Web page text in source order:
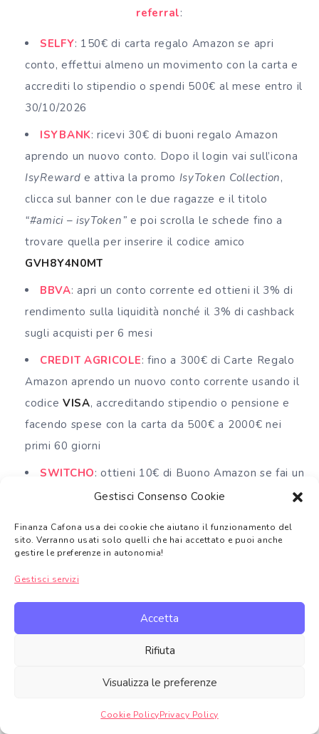
Gestisci Consenso Cookie
Finanza Cafona usa dei cookie che aiutano il funzionamento del
sito. Verranno usati solo quelli che hai accettato e puoi anche
gestire le preferenze in autonomia!
Gestisci servizi
Accetta
Rifiuta
Visualizza le preferenze
Cookie PolicyPrivacy Policy
referral:
SELFY: 150€ di carta regalo Amazon se apri
conto, effettui almeno un movimento con la carta e
accrediti lo stipendio o spendi 500€ al mese entro il
30/10/2026
ISYBANK: ricevi 30€ di buoni regalo Amazon
aprendo un nuovo conto. Dopo il login vai sull’icona
IsyReward e attiva la promo IsyToken Collection,
clicca sul banner con le due ragazze e il titolo
“#amici – isyToken” e poi scrolla le schede fino a
trovare quella per inserire il codice amico
GVH8Y4N0MT
BBVA: apri un conto corrente ed ottieni il 3% di
rendimento sulla liquidità nonché il 3% di cashback
sugli acquisti per 6 mesi
CREDIT AGRICOLE: fino a 300€ di Carte Regalo
Amazon aprendo un nuovo conto corrente usando il
codice VISA, accreditando stipendio o pensione e
facendo spese con la carta da 500€ a 2000€ nei
primi 60 giorni
SWITCHO: ottieni 10€ di Buono Amazon se fai un
cambio di bolletta, operatore telefonico o se sfrutti
PRIMA ASSICURAZIONE: ricevi 50€ di sconto
e gas e la migliore offerta sul mercato
qui
FONTE IMMAGINE:Foto di Karolina Grabowska
* Anche perché sono una capra incapace di